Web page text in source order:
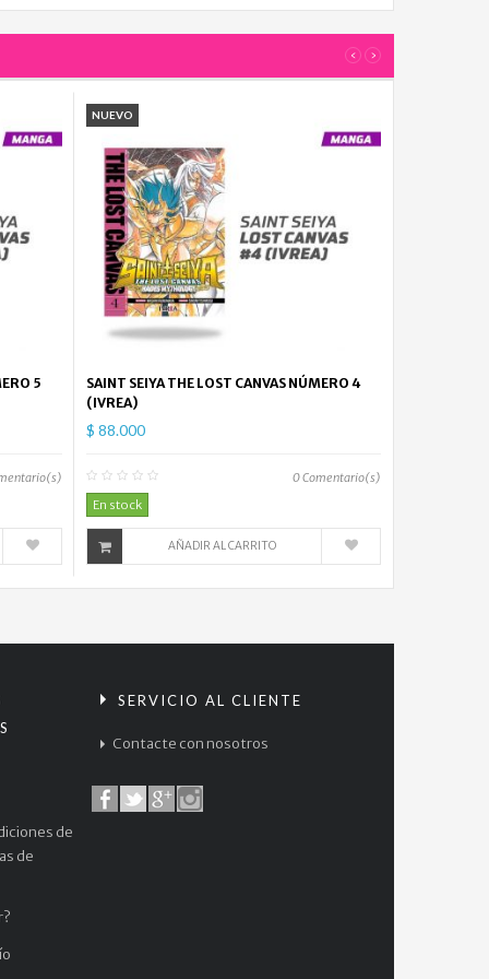
‹ ›
5
NUEVO
SAINT SEIYA THE LOST CANVAS NÚMERO 4
(IVREA)
$ 88.000
0Comentario(s)
En stock
AÑADIR AL CARRITO
de
de
SERVICIO AL CLIENTE
Contacte con nosotros